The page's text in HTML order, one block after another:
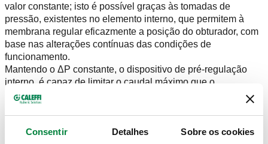
Consentir Detalhes Sobre os cookies
valor constante; isto é possível graças às tomadas de
pressão, existentes no elemento interno, que permitem à
membrana regular eficazmente a posição do obturador, com
base nas alterações contínuas das condições de
funcionamento.
Mantendo o ΔP constante, o dispositivo de pré-regulação
interno, é capaz de limitar o caudal máximo que o
atravessa em seis valores pré-regulados, de modo a obter
um balanceamento eficaz entre os vários radiadores de
regulação e à escala graduada na cabeça da válvula.